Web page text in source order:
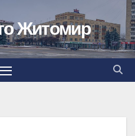
Житомир